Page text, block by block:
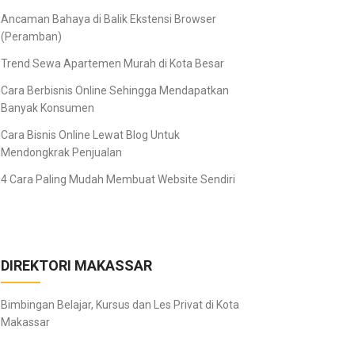
Ancaman Bahaya di Balik Ekstensi Browser
(Peramban)
Trend Sewa Apartemen Murah di Kota Besar
Cara Berbisnis Online Sehingga Mendapatkan
Banyak Konsumen
Cara Bisnis Online Lewat Blog Untuk
Mendongkrak Penjualan
4 Cara Paling Mudah Membuat Website Sendiri
DIREKTORI MAKASSAR
Bimbingan Belajar, Kursus dan Les Privat di Kota
Makassar